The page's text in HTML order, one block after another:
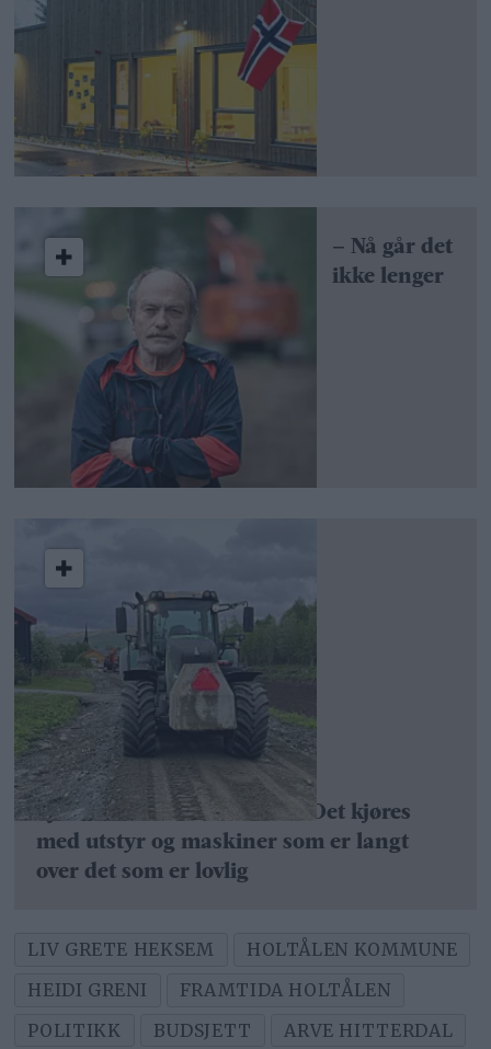
– Nå går det
ikke lenger
Fylkeskommunen svarer: – Det kjøres
med utstyr og maskiner som er langt
over det som er lovlig
LIV GRETE HEKSEM
HOLTÅLEN KOMMUNE
HEIDI GRENI
FRAMTIDA HOLTÅLEN
POLITIKK
BUDSJETT
ARVE HITTERDAL